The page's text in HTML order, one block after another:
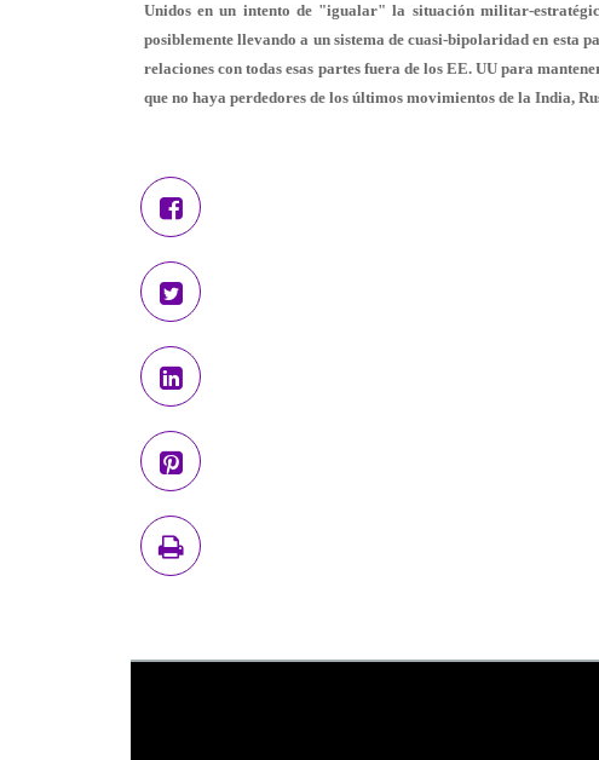
Unidos en un intento de "igualar" la situación militar-
posiblemente llevando a un sistema de cuasi-bipolaridad en esta
relaciones con todas esas partes fuera de los EE. UU para
que no haya perdedores de los últimos movimientos de la India,